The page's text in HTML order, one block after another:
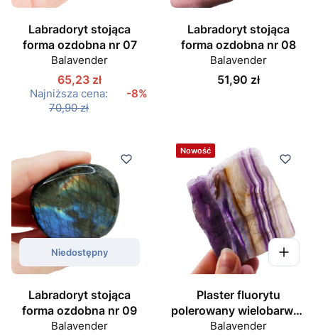
Labradoryt stojąca
forma ozdobna nr 07
Balavender
65,23 zł
Najniższa cena:
70,90 zł
-8%
Labradoryt stojąca
forma ozdobna nr 08
Balavender
Cena
51,90 zł
Niedostępny
Labradoryt stojąca
forma ozdobna nr 09
Balavender
Nowość
Plaster fluorytu
polerowany wielobarwny
nr 01
Balavender